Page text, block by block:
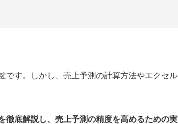
です。しかし、売上予測の計算方法やエクセル
徹底解説し、売上予測の精度を高めるための実